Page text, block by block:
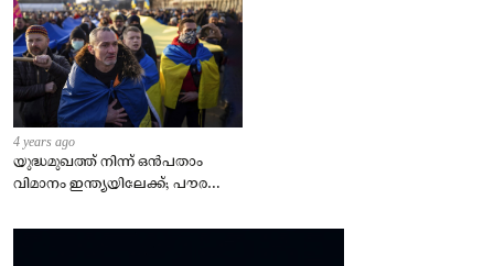
4 years ago
യുദ്ധമുഖത്ത് നിന്ന് ഒൻപതാം
വിമാനം ഇന്ത്യയിലേക്ക്; പൗരന്മാർ
– കേന്ദ്രം